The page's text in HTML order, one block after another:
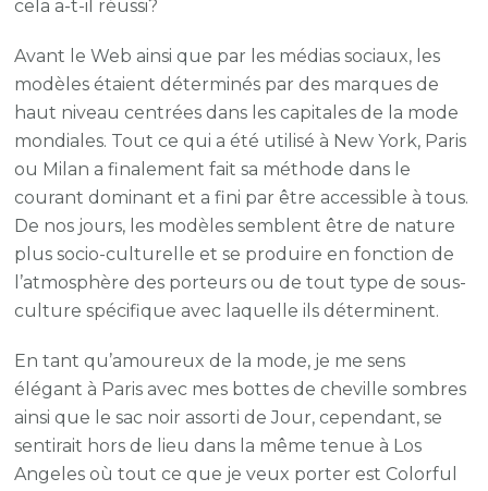
cela a-t-il réussi?
Avant le Web ainsi que par les médias sociaux, les
modèles étaient déterminés par des marques de
haut niveau centrées dans les capitales de la mode
mondiales. Tout ce qui a été utilisé à New York, Paris
ou Milan a finalement fait sa méthode dans le
courant dominant et a fini par être accessible à tous.
De nos jours, les modèles semblent être de nature
plus socio-culturelle et se produire en fonction de
l’atmosphère des porteurs ou de tout type de sous-
culture spécifique avec laquelle ils déterminent.
En tant qu’amoureux de la mode, je me sens
élégant à Paris avec mes bottes de cheville sombres
ainsi que le sac noir assorti de Jour, cependant, se
sentirait hors de lieu dans la même tenue à Los
Angeles où tout ce que je veux porter est Colorful